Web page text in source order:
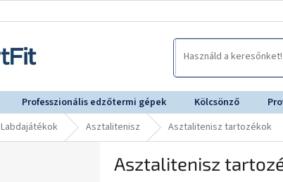
Professzionális edzőtermi gépek Kölcsönző
Labdajátékok Asztalitenisz Asztalitenisz tartozékok
Asztalitenisz